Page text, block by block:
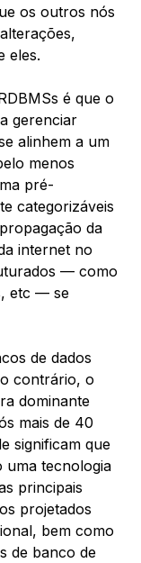
os outros nós
eles.
é que o
gerenciar
alinhem a um
menos
pré-
categorizáveis
da
internet no
— como
etc — se
de dados
contrário, o
dominante
mais de 40
significam que
uma tecnologia
principais
projetados
bem como
de banco de